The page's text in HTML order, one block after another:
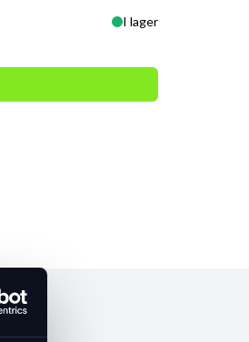
I lager